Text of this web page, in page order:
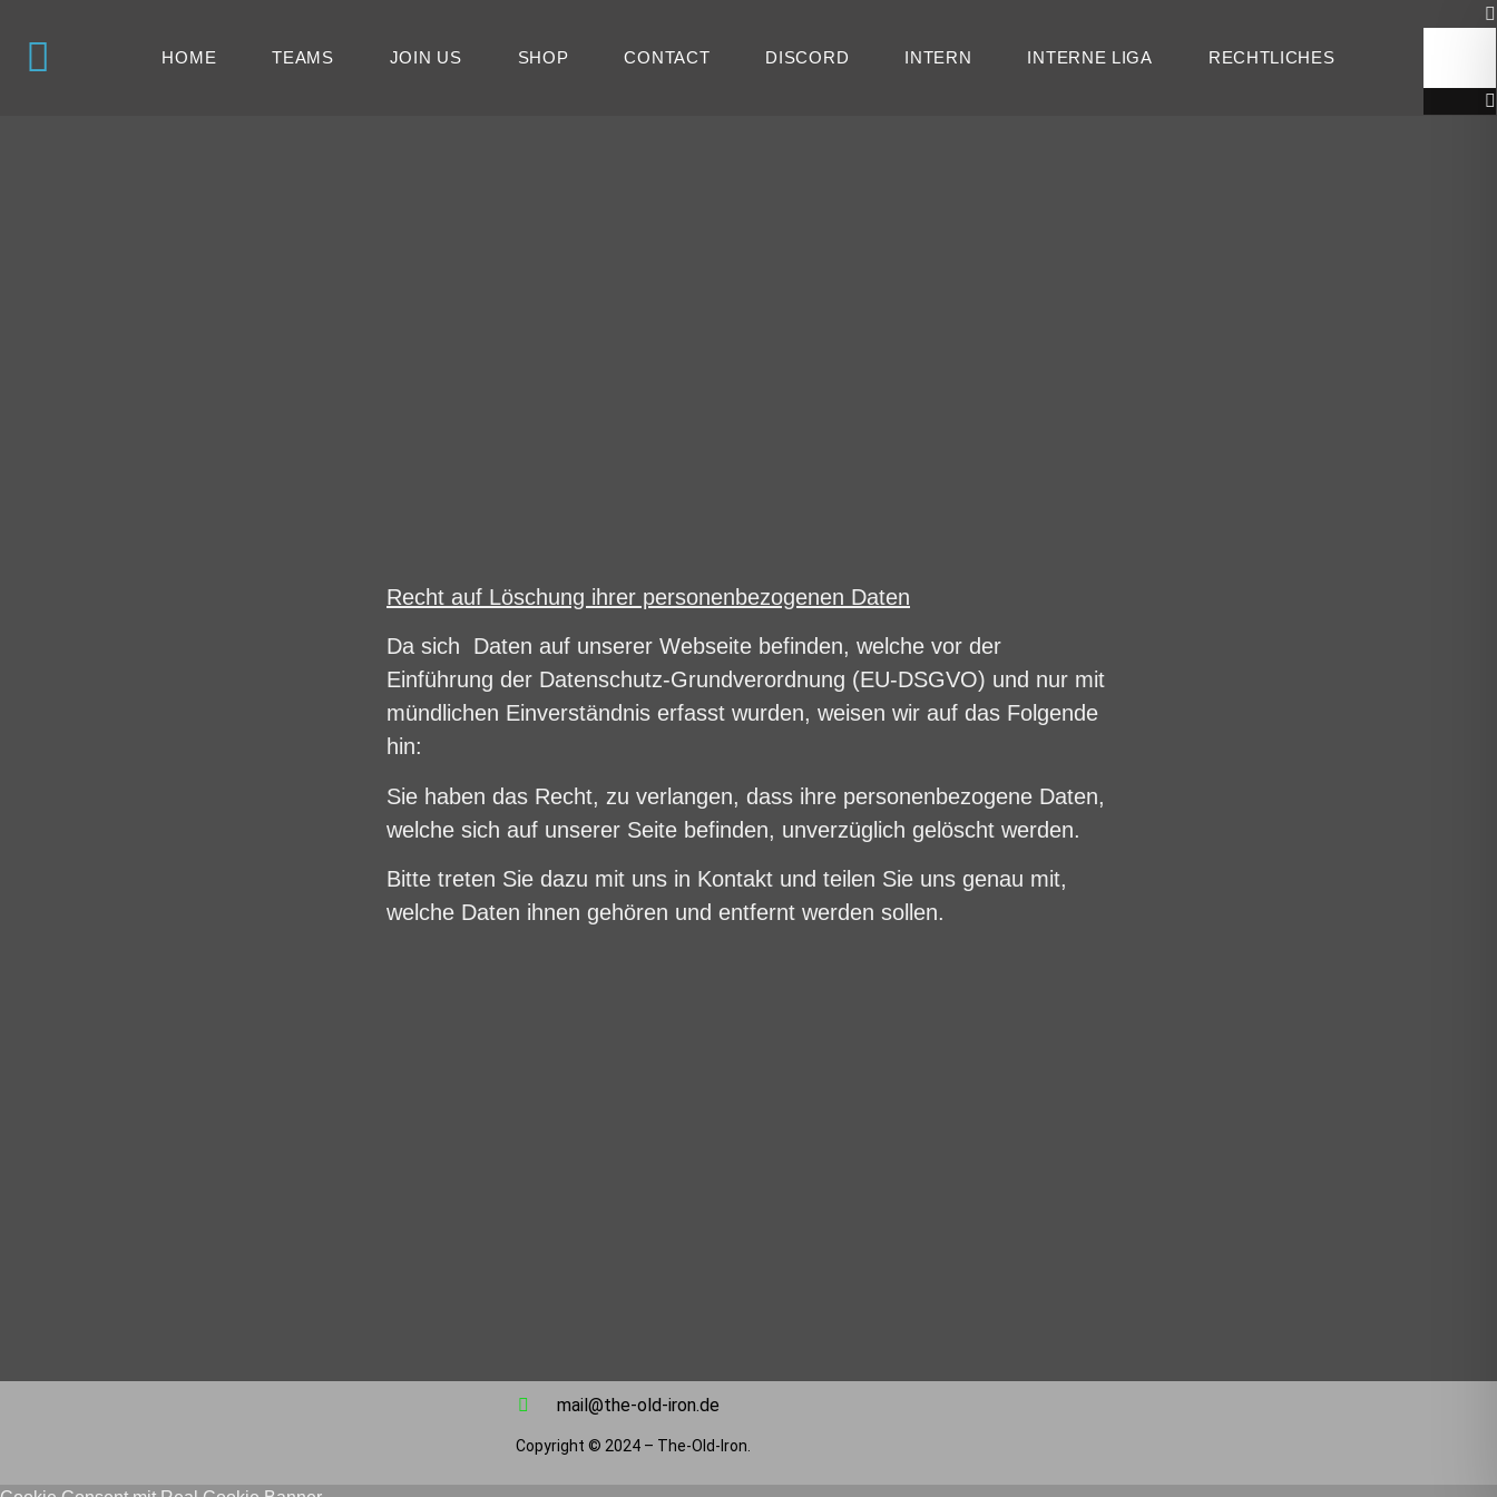
HOME TEAMS JOIN US SHOP CONTACT DISCORD INTERN INTERNE LIGA RECHTLICHES
Recht auf Löschung ihrer personenbezogenen Daten
Da sich Daten auf unserer Webseite befinden, welche vor der
Einführung der Datenschutz-Grundverordnung (EU-DSGVO) und nur mit
mündlichen Einverständnis erfasst wurden, weisen wir auf das Folgende
hin:
Sie haben das Recht, zu verlangen, dass ihre personenbezogene Daten,
welche sich auf unserer Seite befinden, unverzüglich gelöscht werden.
Bitte treten Sie dazu mit uns in Kontakt und teilen Sie uns genau mit,
welche Daten ihnen gehören und entfernt werden sollen.
mail@the-old-iron.de
Copyright © 2024 – The-Old-Iron.